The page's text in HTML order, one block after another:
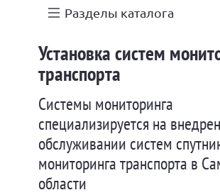
Разделы каталога
Установка систем
транспорта
Системы мониторинга
специализируется на
обслуживании систем
мониторинга транспорта в
области